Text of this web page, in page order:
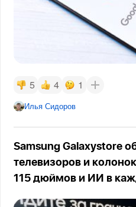
5 4 1
Илья Сидоров
Samsung Galaxystore
телевизоров и
115 дюймов и ИИ в